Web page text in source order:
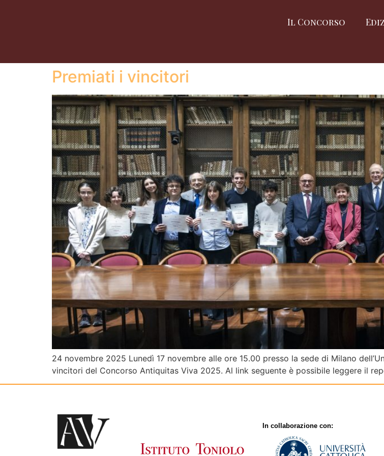
Il Concorso
Premiati i vincitori
24 novembre 2025 Lunedì 17 novembre alle ore 15.00 presso la sede di Milano
vincitori del Concorso Antiquitas Viva 2025. Al link seguente è possibile leggere il
In collaborazione con: